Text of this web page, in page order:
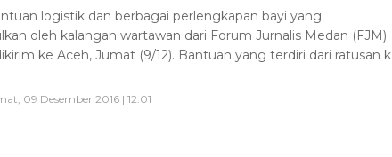
logistik dan berbagai perlengkapan bayi yang
oleh kalangan wartawan dari Forum Jurnalis Medan (FJM)
ke Aceh, Jumat (9/12). Bantuan yang terdiri dari ratusan k
09 Desember 2016 | 12:01